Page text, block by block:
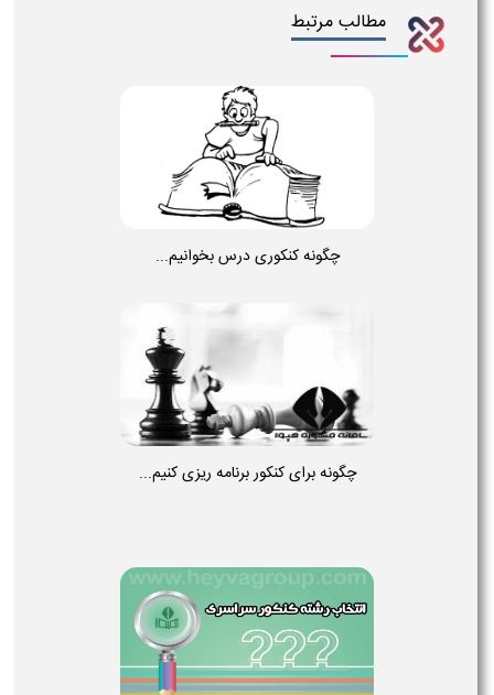
مطالب مرتبط
چگونه کنکوری درس بخوانیم...
چگونه برای کنکور برنامه ریزی کنیم...